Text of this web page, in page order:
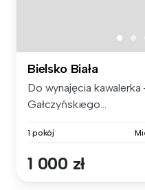
Bielsko Biała
Do wynajęcia kawalerka
Gałczyńskiego...
1 pokój
1 000 zł